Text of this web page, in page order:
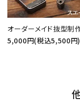
オーダーメイド抜型制
5,000円(税込5,500円)